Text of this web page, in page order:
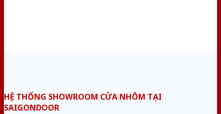
HỆ THỐNG SHOWROOM CỬA NHÔM TẠI
SAIGONDOOR